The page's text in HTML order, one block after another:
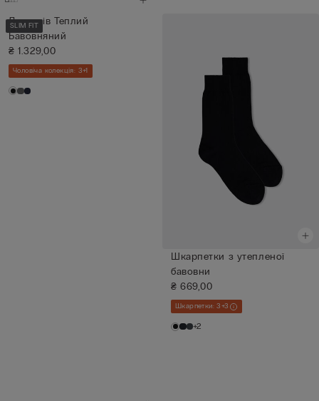
SLIM FIT
Лонгслів Теплий
Бавовняний
₴ 1.329,00
Чоловіча колекція: 3+1
Шкарпетки з утепленої
бавовни
₴ 669,00
Шкарпетки: 3+3
+2